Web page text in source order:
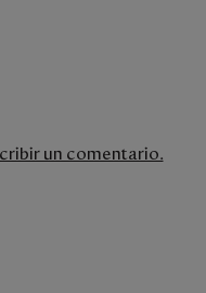
un comentario.